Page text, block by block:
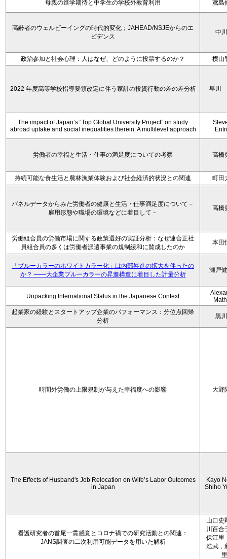
母親の進学期待と中学生の学校外教育利用 鳶島
高齢者のウェルビーイングの時代的変化；JAHEAD/NSJEからのエ
ビデンス
中
政治参加と社会心理：人はなぜ、どのように投票するのか？ 横山
2022 年度高等学校指導要領改定に伴う家計の投資行動の差の差分析 早川
The impact of Japan’s “Top Global University Project” on study
abroad uptake and social inequalities therein: A multilevel approach
労働者の幸福と生活・仕事の満足度についての考察 高橋
持続可能な食生活と農林漁業体験および社会経済的状況との関連 町田
パネルデータからみた労働者の健康と生活・仕事満足度について－
雇用形態や職場の環境などに着目して－
高橋
労働組合員の労働市場に関する政策選好の実証分析：なぜ連合正社
員組合員の多くは労働者派遣事業の規制緩和に賛成したのか
本田
「ブルーカラーのホワイトカラー化」は内部昇進の拡大を伴ったの
か？ ――大企業ブルーカラーの昇進構造に着目した計量分析
瀬戸
Unpacking International Status in the Japanese Context
起業家の経験とスタートアップ企業のパフォーマンス：分位点回帰
分析
黒
時間外労働の上限規制が与えた幸福度への影響 大野
The Effects of Husband's Job Relocation on Wife’s Labor Outcomes
in Japan
Kayo
Shiho
看護研究者の首尾一貫感覚とコロナ禍での研究活動との関連：
JANS調査の二次利用可能データを用いた解析
山口史
川百合
保江里
浩武，
里